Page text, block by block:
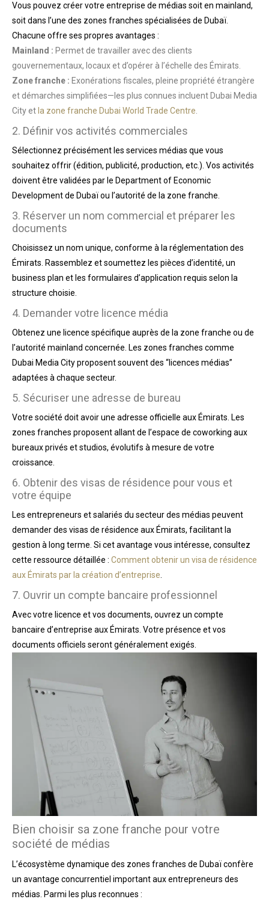
Vous pouvez créer votre entreprise de médias soit en mainland,
soit dans l’une des zones franches spécialisées de Dubaï.
Chacune offre ses propres avantages :
Mainland : Permet de travailler avec des clients
gouvernementaux, locaux et d’opérer à l’échelle des Émirats.
Zone franche : Exonérations fiscales, pleine propriété étrangère
et démarches simplifiées—les plus connues incluent Dubai Media
City et la zone franche Dubai World Trade Centre
2. Définir vos activités commerciales
Sélectionnez précisément les services médias que vous
souhaitez offrir (édition, publicité, production, etc.). Vos activités
doivent être validées par le Department of Economic
Development de Dubaï ou l’autorité de la zone franche.
3. Réserver un nom commercial et préparer les
documents
Choisissez un nom unique, conforme à la réglementation des
Émirats. Rassemblez et soumettez les pièces d’identité, un
business plan et les formulaires d’application requis selon la
structure choisie.
4. Demander votre licence média
Obtenez une licence spécifique auprès de la zone franche ou de
l’autorité mainland concernée. Les zones franches comme
Dubai Media City proposent souvent des “licences médias”
adaptées à chaque secteur.
5. Sécuriser une adresse de bureau
Votre société doit avoir une adresse officielle aux Émirats. Les
zones franches proposent allant de l’espace de coworking aux
bureaux privés et studios, évolutifs à mesure de votre
croissance.
6. Obtenir des visas de résidence pour vous et
votre équipe
Les entrepreneurs et salariés du secteur des médias peuvent
demander des visas de résidence aux Émirats, facilitant la
gestion à long terme. Si cet avantage vous intéresse, consultez
cette ressource détaillée : Comment obtenir un visa de résidence
aux Émirats par la création d’entreprise
7. Ouvrir un compte bancaire professionnel
Avec votre licence et vos documents, ouvrez un compte
bancaire d’entreprise aux Émirats. Votre présence et vos
documents officiels seront généralement exigés.
Bien choisir sa zone franche pour votre
société de médias
L’écosystème dynamique des zones franches de Dubaï confère
un avantage concurrentiel important aux entrepreneurs des
médias. Parmi les plus reconnues :